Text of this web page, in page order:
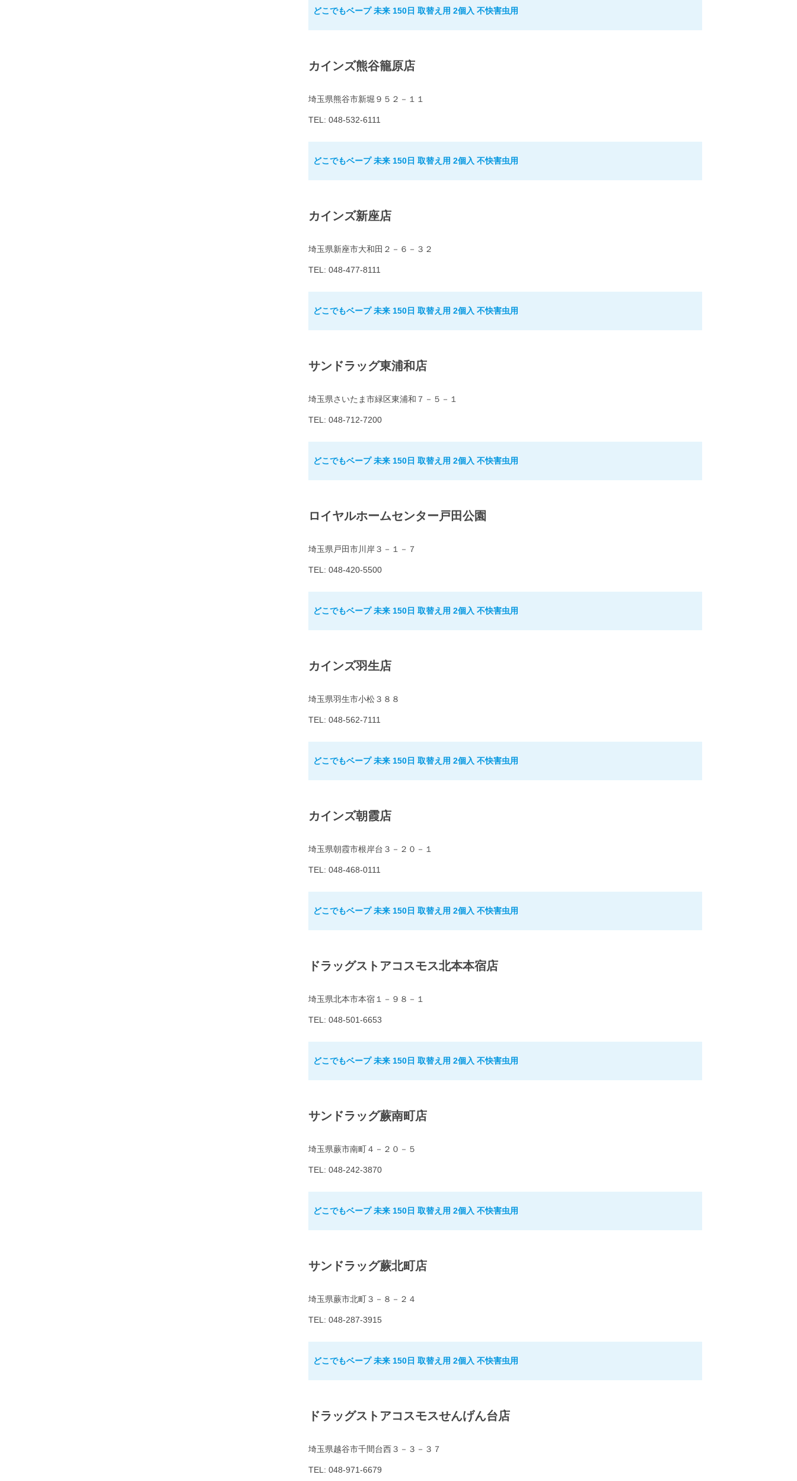
どこでもベープ 未来 150日 取替え用 2個入 不快害虫用
カインズ熊谷籠原店
埼玉県熊谷市新堀９５２－１１
TEL: 048-532-6111
どこでもベープ 未来 150日 取替え用 2個入 不快害虫用
カインズ新座店
埼玉県新座市大和田２－６－３２
TEL: 048-477-8111
どこでもベープ 未来 150日 取替え用 2個入 不快害虫用
サンドラッグ東浦和店
埼玉県さいたま市緑区東浦和７－５－１
TEL: 048-712-7200
どこでもベープ 未来 150日 取替え用 2個入 不快害虫用
ロイヤルホームセンター戸田公園
埼玉県戸田市川岸３－１－７
TEL: 048-420-5500
どこでもベープ 未来 150日 取替え用 2個入 不快害虫用
カインズ羽生店
埼玉県羽生市小松３８８
TEL: 048-562-7111
どこでもベープ 未来 150日 取替え用 2個入 不快害虫用
カインズ朝霞店
埼玉県朝霞市根岸台３－２０－１
TEL: 048-468-0111
どこでもベープ 未来 150日 取替え用 2個入 不快害虫用
ドラッグストアコスモス北本本宿店
埼玉県北本市本宿１－９８－１
TEL: 048-501-6653
どこでもベープ 未来 150日 取替え用 2個入 不快害虫用
サンドラッグ蕨南町店
埼玉県蕨市南町４－２０－５
TEL: 048-242-3870
どこでもベープ 未来 150日 取替え用 2個入 不快害虫用
サンドラッグ蕨北町店
埼玉県蕨市北町３－８－２４
TEL: 048-287-3915
どこでもベープ 未来 150日 取替え用 2個入 不快害虫用
ドラッグストアコスモスせんげん台店
埼玉県越谷市千間台西３－３－３７
TEL: 048-971-6679